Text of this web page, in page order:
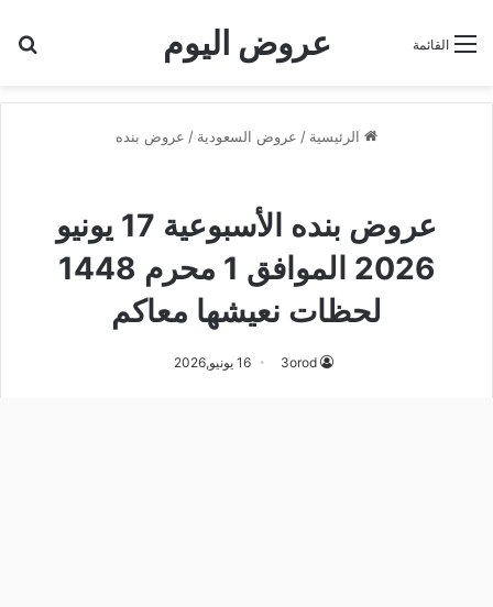
عروض اليوم القائمة
الرئيسية / عروض السعودية / عروض بنده
عروض بنده الأسبوعية 17 يونيو
2026 الموافق 1 محرم 1448
لحظات نعيشها معاكم
3orod 16 يونيو,2026